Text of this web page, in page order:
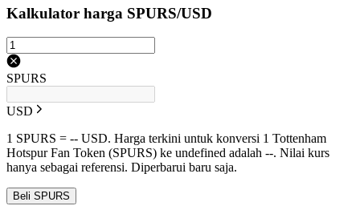
Kalkulator harga SPURS/USD
SPURS
USD
1 SPURS = -- USD. Harga terkini untuk konversi 1 Tottenham
Hotspur Fan Token (SPURS) ke undefined adalah --. Nilai kurs
hanya sebagai referensi. Diperbarui baru saja.
Beli SPURS